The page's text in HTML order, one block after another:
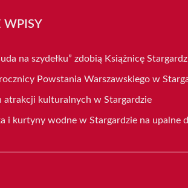
WPISY
na szydełku” zdobią Książnicę
Powstania Warszawskiego w
atrakcji kulturalnych w Stargardzie
i kurtyny wodne w Stargardzie na upalne